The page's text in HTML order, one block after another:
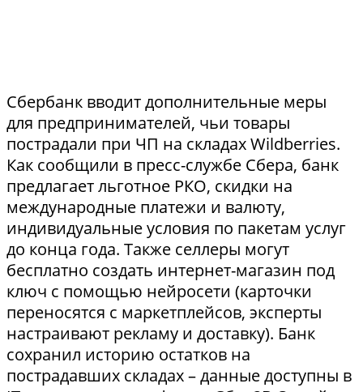
Сбербанк вводит дополнительные меры
для предпринимателей, чьи товары
пострадали при ЧП на складах Wildberries.
Как сообщили в пресс-службе Сбера, банк
предлагает льготное РКО, скидки на
международные платежи и валюту,
индивидуальные условия по пакетам услуг
до конца года. Также селлеры могут
бесплатно создать интернет-магазин под
ключ с помощью нейросети (карточки
переносятся с маркетплейсов, эксперты
настраивают рекламу и доставку). Банк
сохранил историю остатков на
пострадавших складах – данные доступны в